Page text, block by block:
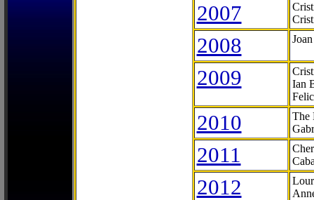
2007
2008
2009
Ian
2010
The
2011
2012